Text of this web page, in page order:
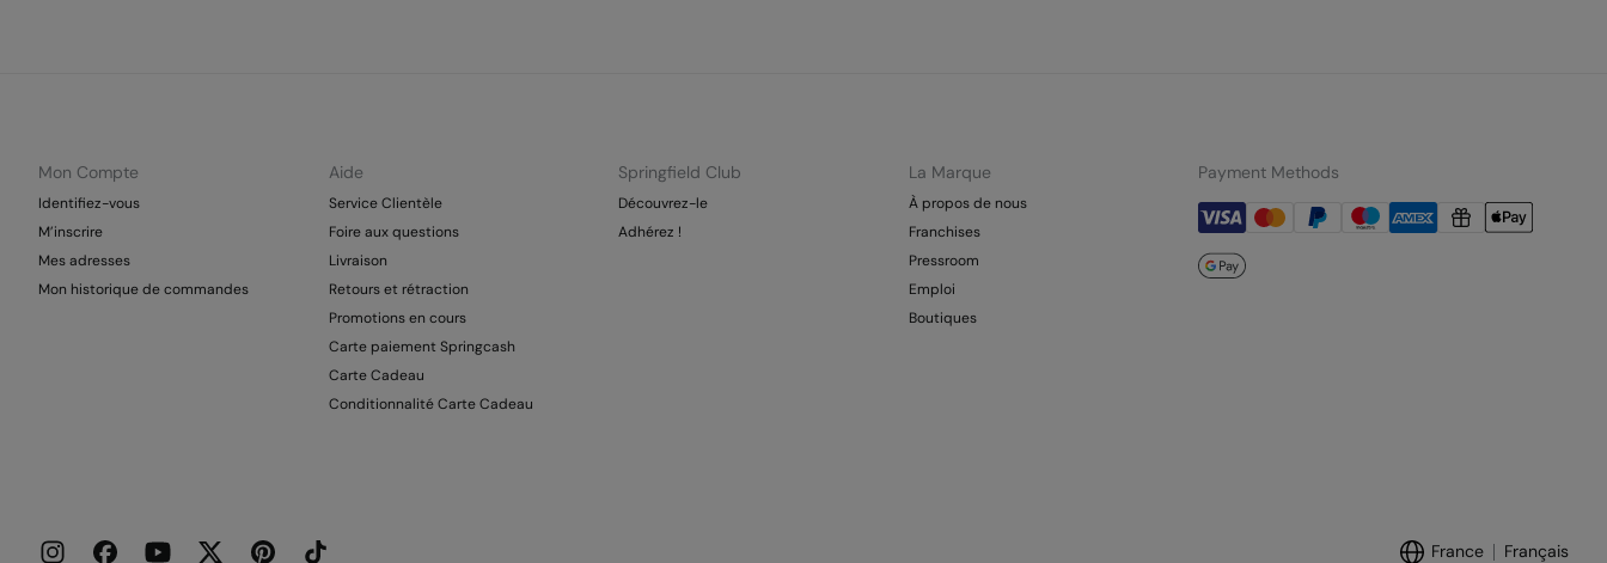
Mon Compte
Identifiez-vous
M’inscrire
Mes adresses
Mon historique de commandes
Aide
Service Clientèle
Foire aux questions
Livraison
Retours et rétraction
Promotions en cours
Carte paiement Springcash
Carte Cadeau
Conditionnalité Carte Cadeau
Springfield Club
Découvrez-le
Adhérez !
La Marque
À propos de nous
Franchises
Pressroom
Emploi
Boutiques
Payment Methods
France Français